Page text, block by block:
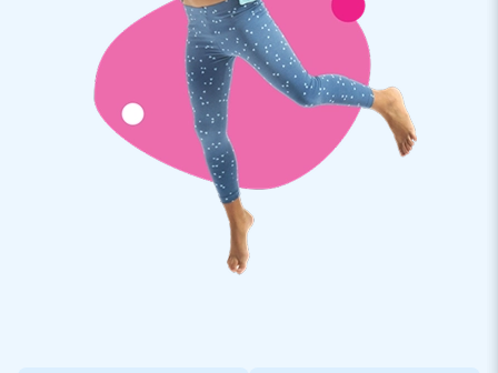
Siamo orgogliosi che migliaia di clienti abbiano scelto di
acquistare un gonfiabile da noi. Da anni facciamo saltare la
gente in aria in tutto il mondo. Grazie al nostro team di
designers, sviluppatori ed addetti alla logistica, offriamo
attrazioni gonfiabili uniche che vengono sempre più
apprezzate dai nostri clienti. Questo, insieme al nostro
servizio e consegna professionali, ci rende un fornitore leader